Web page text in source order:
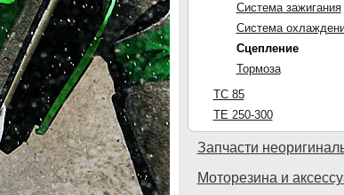
Система зажигания
Система
Сцепление
Тормоза
TC 85
TE 250-300
Запчасти
Моторезина и